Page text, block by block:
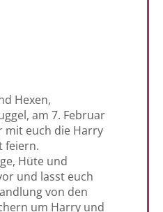
Hexen,
am 7. Februar
mit euch die Harry
feiern.
Hüte und
und lasst euch
von den
um Harry und